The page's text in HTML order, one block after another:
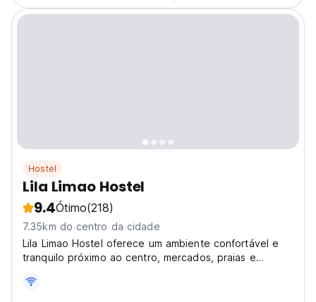
Hostel
Lila Limao Hostel
9.4Ótimo(218)
7.35km do centro da cidade
Lila Limao Hostel oferece um ambiente confortável e
tranquilo próximo ao centro, mercados, praias e